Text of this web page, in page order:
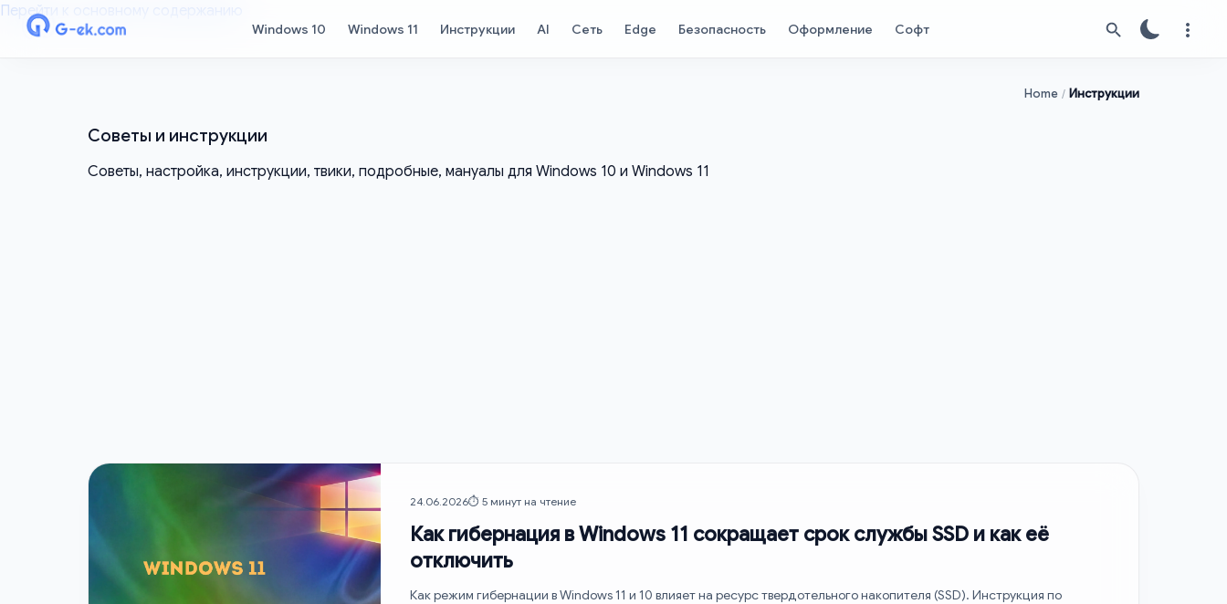
Перейти к основному содержанию
Windows 10 Windows 11 Инструкции AI Сеть Edge Безопасность Оформление Софт
Home Инструкции
Советы и инструкции
Советы, настройка, инструкции, твики, подробные, мануалы для Windows 10 и Windows 11
24.06.2026⏱️ 5 минут на чтение
Как гибернация в Windows 11 сокращает срок службы SSD и как её
отключить
Как режим гибернации в Windows 11 и 10 влияет на ресурс твердотельного накопителя (SSD). Инструкция по